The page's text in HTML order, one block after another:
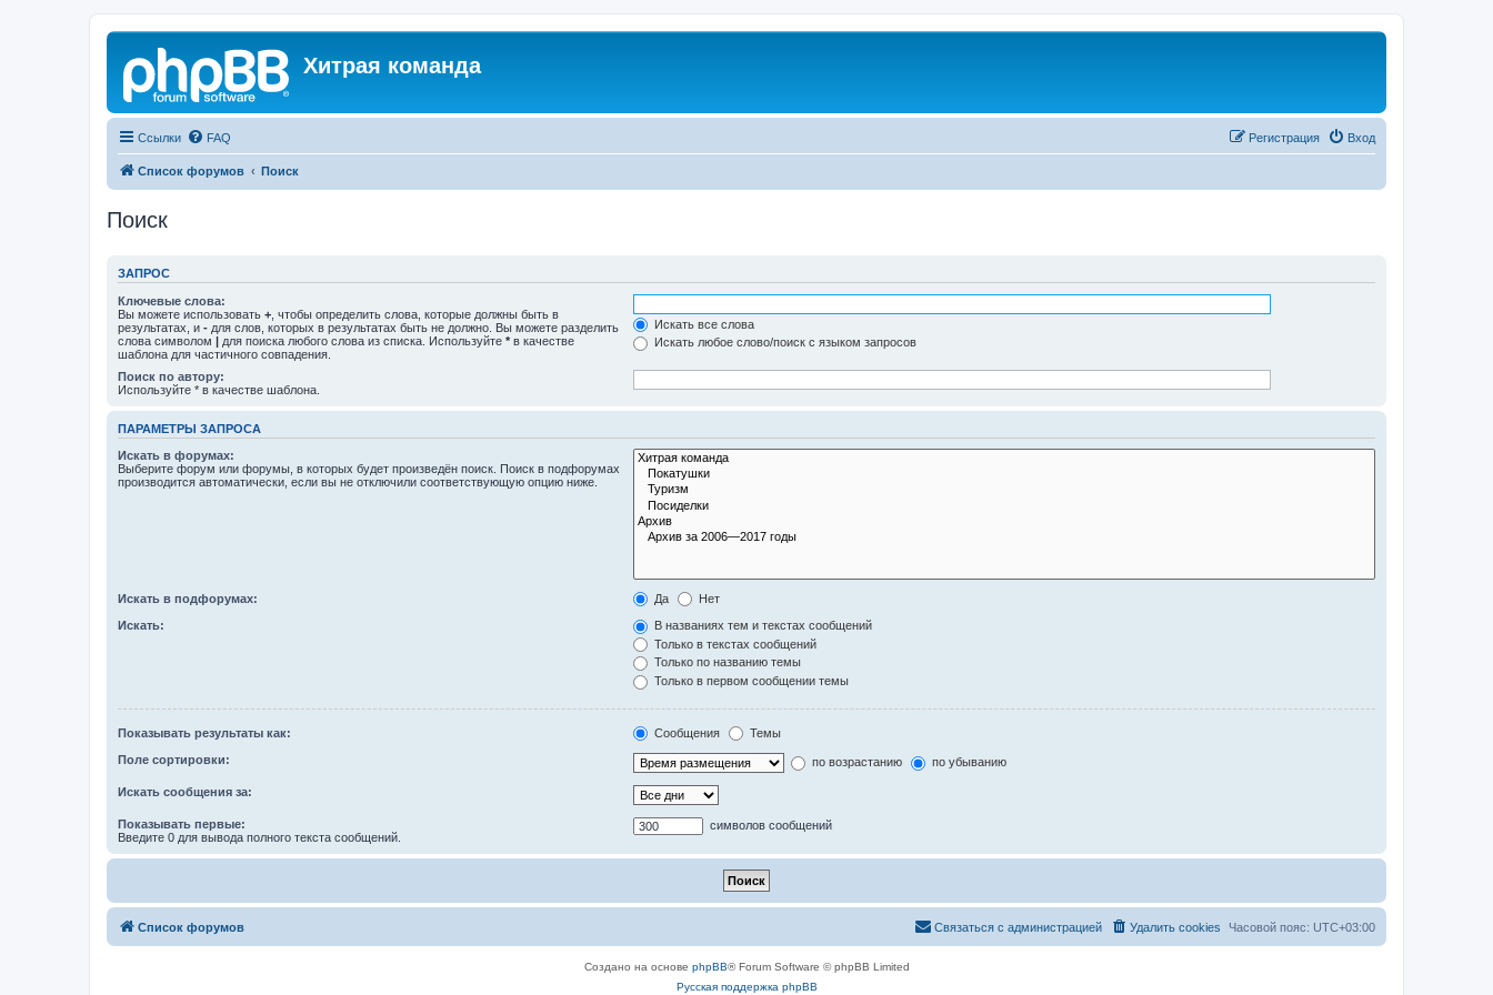
Хитрая команда
Ссылки FAQ Вход
Регистрация
Список форумов Поиск
Поиск
ЗАПРОС
Ключевые слова:
Вы можете использовать + , чтобы определить слова, которые должны быть в
результатах, и - для слов, которых в результатах быть не должно. Вы можете разделить
слова символом | для поиска любого слова из списка. Используйте * в качестве
шаблона для частичного совпадения.
Искать все слова
Искать любое слово/поиск с языком запросов
Поиск по автору:
Используйте * в качестве шаблона.
ПАРАМЕТРЫ ЗАПРОСА
Искать в форумах:
Выберите форум или форумы, в которых будет произведён поиск. Поиск в подфорумах
производится автоматически, если вы не отключили соответствующую опцию ниже.
Искать в подфорумах: Да Нет
Искать:
В названиях тем и текстах сообщений
Только в текстах сообщений
Только по названию темы
Только в первом сообщении темы
Показывать результаты как: Сообщения Темы
Поле сортировки: по возрастанию по убыванию
Искать сообщения за:
Показывать первые:
Введите 0 для вывода полного текста сообщений.
символов сообщений
Список форумов Часовой пояс: UTC+03:00
Удалить cookies
Связаться с администрацией
Создано на основе phpBB® Forum Software © phpBB Limited
Русская поддержка phpBB